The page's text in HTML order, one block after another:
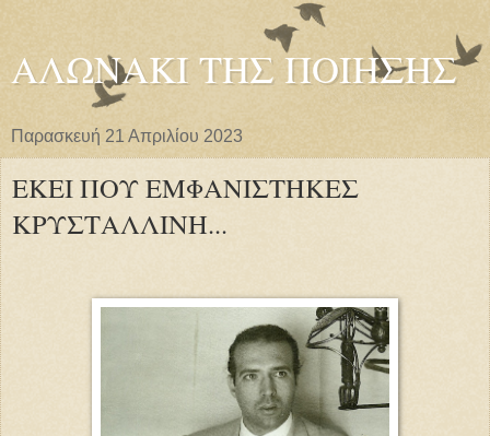
ΑΛΩΝΑΚΙ ΤΗΣ ΠΟΙΗΣΗΣ
Παρασκευή 21 Απριλίου 2023
ΕΚΕΙ ΠΟΥ ΕΜΦΑΝΙΣΤΗΚΕΣ
ΚΡΥΣΤΑΛΛΙΝΗ...